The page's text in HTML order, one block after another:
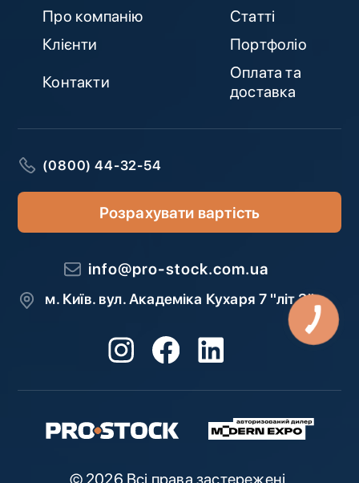
Про компанію
Статті
Клієнти
Портфоліо
Контакти
Оплата та
доставка
(0800) 44-32-54
Розрахувати вартість
info@pro-stock.com.ua
м. Київ. вул. Академіка Кухаря 7 "літ З"